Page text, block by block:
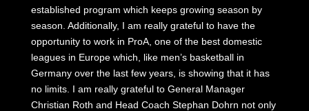
established program which keeps growing season by
season. Additionally, I am really grateful to have the
opportunity to work in ProA, one of the best domestic
leagues in Europe which, like men’s basketball in
Germany over the last few years, is showing that it has
no limits. I am really grateful to General Manager
Christian Roth and Head Coach Stephan Dohrn not only